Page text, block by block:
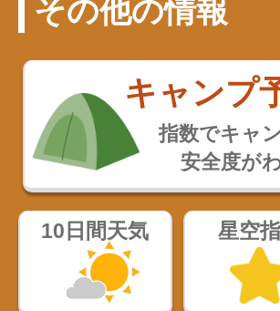
その他の情報
キャンプ
指数でキャ
安全度が
10日間天気 星空